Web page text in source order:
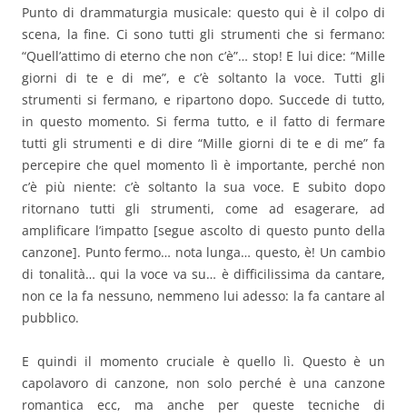
Punto di drammaturgia musicale: questo qui è il colpo di
scena, la fine. Ci sono tutti gli strumenti che si fermano:
“Quell’attimo di eterno che non c’è”… stop! E lui dice: “Mille
giorni di te e di me”, e c’è soltanto la voce. Tutti gli
strumenti si fermano, e ripartono dopo. Succede di tutto,
in questo momento. Si ferma tutto, e il fatto di fermare
tutti gli strumenti e di dire “Mille giorni di te e di me” fa
percepire che quel momento lì è importante, perché non
c’è più niente: c’è soltanto la sua voce. E subito dopo
ritornano tutti gli strumenti, come ad esagerare, ad
amplificare l’impatto [segue ascolto di questo punto della
canzone]. Punto fermo… nota lunga… questo, è! Un cambio
di tonalità… qui la voce va su… è difficilissima da cantare,
non ce la fa nessuno, nemmeno lui adesso: la fa cantare al
pubblico.
E quindi il momento cruciale è quello lì. Questo è un
capolavoro di canzone, non solo perché è una canzone
romantica ecc, ma anche per queste tecniche di